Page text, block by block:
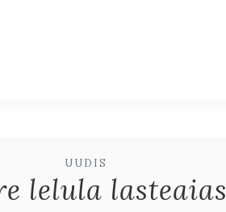
UUDIS
lelula lasteaias